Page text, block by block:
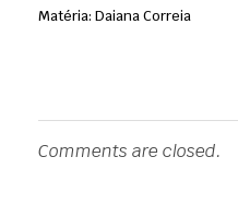
Matéria: Daiana Correia
Comments are closed.